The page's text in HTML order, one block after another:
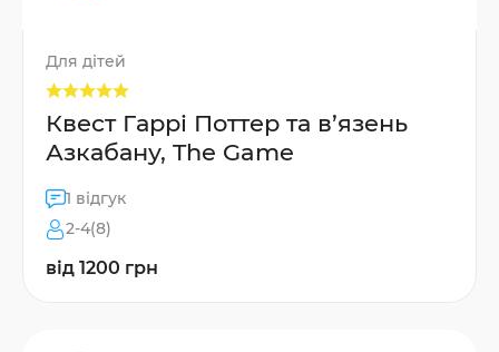
Для дітей
Квест Гаррі Поттер та в’язень
Азкабану, The Game
1 відгук
2-4(8)
від 1200 грн